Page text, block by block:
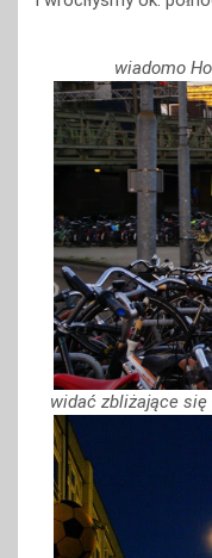
wiadomo
widać zbliżające